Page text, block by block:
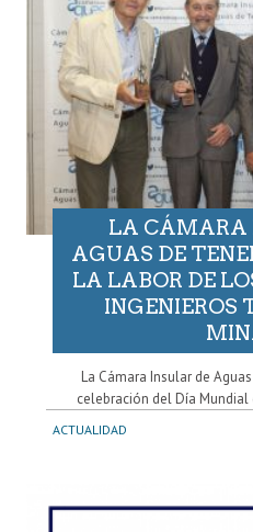
LA CÁMARA
AGUAS DE
LA LABOR DE
INGENIEROS
La Cámara Insular de
celebración del Día
ACTUALIDAD